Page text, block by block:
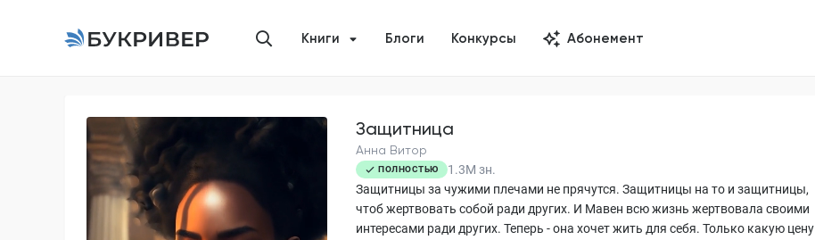
Книги Блоги Конкурсы Абонемент
Защитница
Анна Витор
ПОЛНОСТЬЮ 1.3M зн.
Защитницы за чужими плечами не прячутся. Защитницы на то и защитницы,
чтоб жертвовать собой ради других. И Мавен всю жизнь жертвовала своими
интересами ради других. Теперь - она хочет жить для себя. Только какую цену